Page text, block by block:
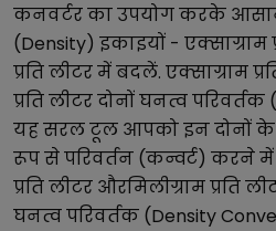
कनवर्टर का उपयोग करके
(Density) इकाइयों - एक्साग्राम
प्रति लीटरमें बदलें. एक्साग्राम
प्रति लीटरदोनोंघनत्व परिवर्तक
यह सरल टूल आपको इन दोनों
रूप से परिवर्तन (कन्वर्ट) करने
प्रति लीटर औरमिलीग्राम प्रति
घनत्व परिवर्तक (Density